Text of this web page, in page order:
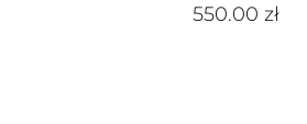
550.00 zł